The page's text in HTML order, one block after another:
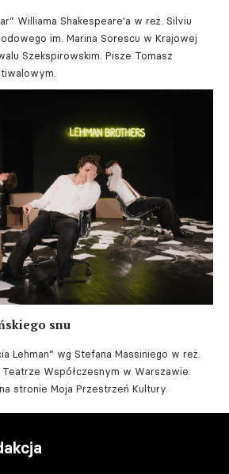
Williama Shakespeare'a w reż. Silviu
im. Marina Sorescu w Krajowej
Szekspirowskim. Pisze Tomasz
snu
Lehman” wg Stefana Massiniego w reż.
Współczesnym w Warszawie.
stronie Moja Przestrzeń Kultury.